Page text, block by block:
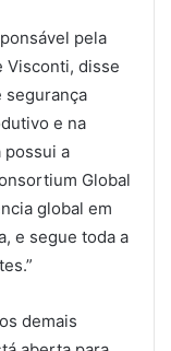
pela
Visconti, disse
segurança
e na
possui a
Global
global em
e segue toda a
demais